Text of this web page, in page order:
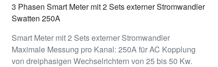
3 Phasen Smart Meter mit 2 Sets externer Stromwandler
Swatten 250A
Smart Meter mit 2 Sets externer Stromwandler
Maximale Messung pro Kanal: 250A für AC Kopplung
von dreiphasigen Wechselrichtern von 25 bis 50 Kw.